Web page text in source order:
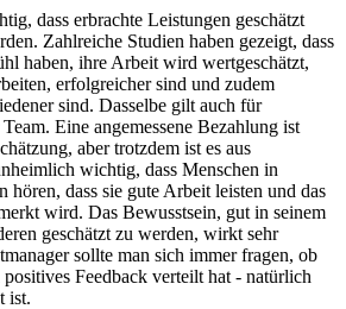
dass erbrachte Leistungen geschätzt
Zahlreiche Studien haben gezeigt, dass
haben, ihre Arbeit wird wertgeschätzt,
erfolgreicher sind und zudem
sind. Dasselbe gilt auch für
Eine angemessene Bezahlung ist
aber trotzdem ist es aus
wichtig, dass Menschen in
hören, dass sie gute Arbeit leisten und das
wird. Das Bewusstsein, gut in seinem
geschätzt zu werden, wirkt sehr
sollte man sich immer fragen, ob
Feedback verteilt hat - natürlich
ist.